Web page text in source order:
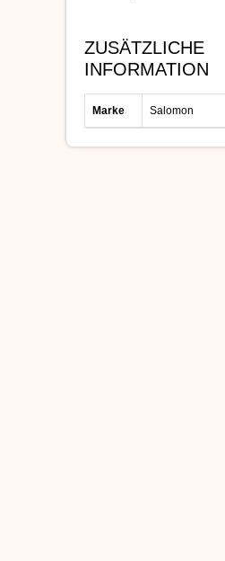
ZUSÄTZLICHE
INFORMATION
Marke Salomon